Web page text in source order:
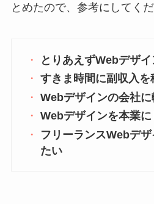
とめたので、参考にしてくだ
とりあえずWebデザ
すきま時間に副収入を
Webデザインの会社
Webデザインを本業に
フリーランスWebデ
たい